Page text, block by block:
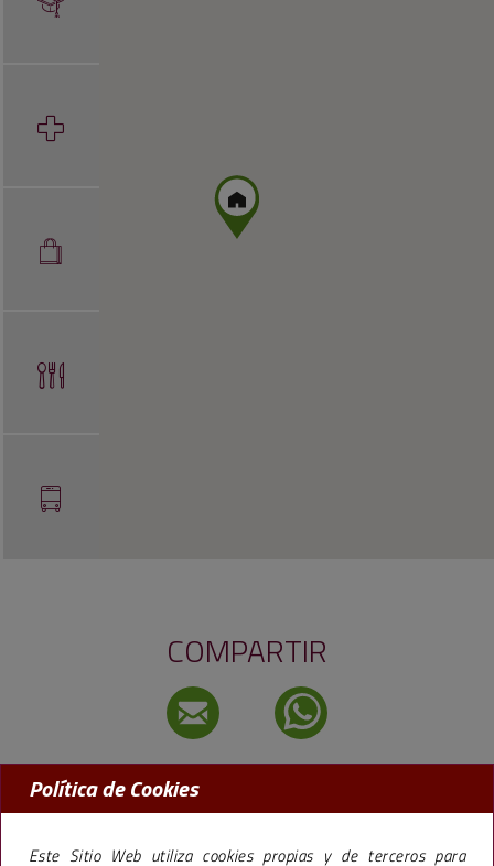
COMPARTIR
MADRID:91 456 09 97
BARCELONA: 93 238 50 77
Política de Cookies
Este Sitio Web utiliza cookies propias y de terceros para